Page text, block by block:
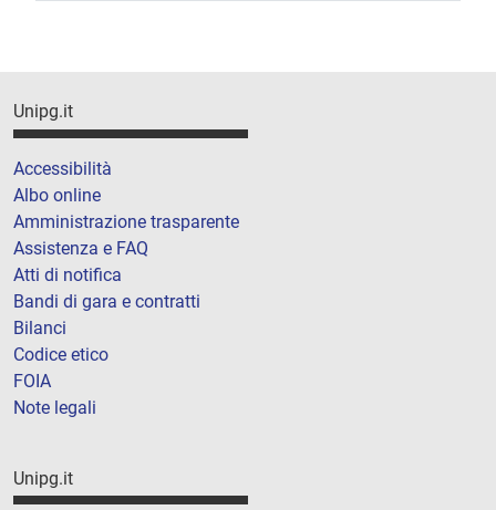
Unipg.it
Accessibilità
Albo online
Amministrazione trasparente
Assistenza e FAQ
Atti di notifica
Bandi di gara e contratti
Bilanci
Codice etico
FOIA
Note legali
Unipg.it